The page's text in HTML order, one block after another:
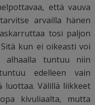
että vauva
arvailla hänen
tosi paljon
kun ei oikeasti voi
alhaalla tuntuu niin
edelleen vain
luottaa. Välillä liikkeet
kivuliaalta, mutta